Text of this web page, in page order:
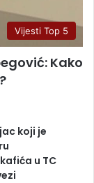
Vijesti Top 5
Kako
koji je
u TC